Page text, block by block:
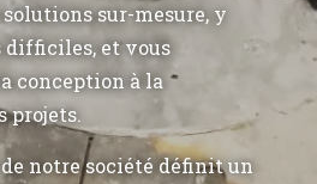
solutions sur-mesure, y
difficiles, et vous
conception à la
projets.
notre société définit un